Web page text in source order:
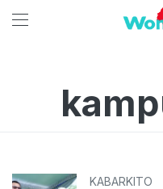
KABARKITO